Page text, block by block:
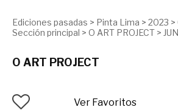
Ediciones pasadas > Pinta Lima > 2023 >
Sección principal > O ART PROJECT >
O ART PROJECT
Ver Favoritos